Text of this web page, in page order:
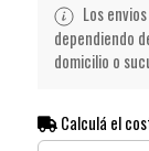
Los
dependiendo
domicilio o
Calculá el